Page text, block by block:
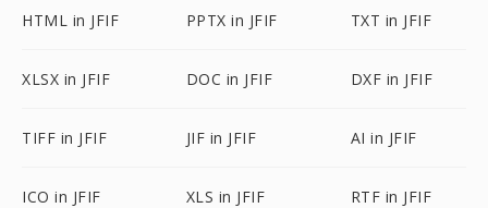
HTML in JFIF PPTX in JFIF TXT in JFIF
XLSX in JFIF DOC in JFIF DXF in JFIF
TIFF in JFIF JIF in JFIF AI in JFIF
ICO in JFIF XLS in JFIF RTF in JFIF